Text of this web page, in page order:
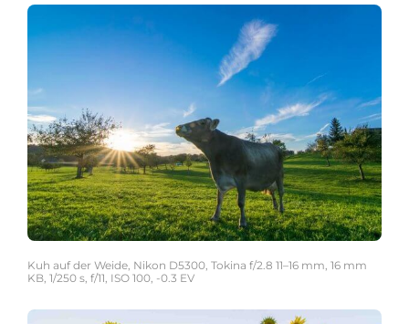
Kuh auf der Weide, Nikon D5300, Tokina f/2.8 11–16 mm, 16 mm
KB, 1/250 s, f/11, ISO 100, -0.3 EV